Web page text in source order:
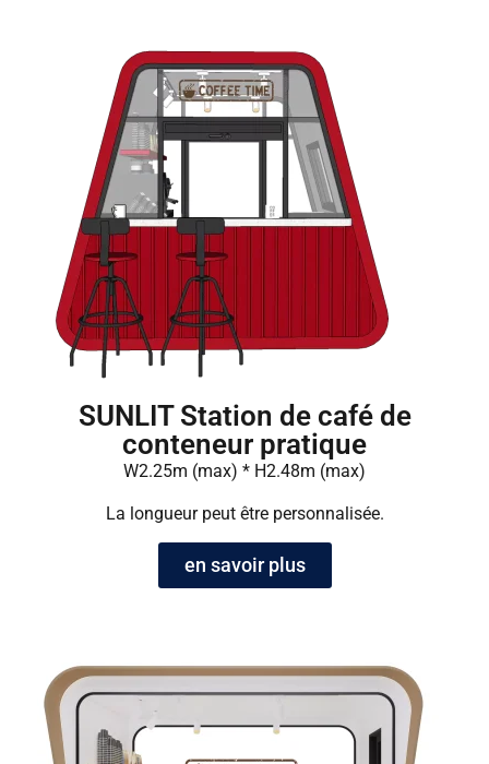
SUNLIT Station de café de
conteneur pratique
W2.25m (max) * H2.48m (max)
La longueur peut être personnalisée.
en savoir plus